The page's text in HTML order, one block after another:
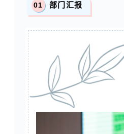
01 部门汇报